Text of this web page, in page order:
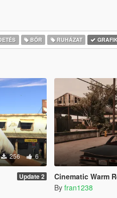
BŐR RUHÁZAT
256 6
Update 2 Cinematic Warm
By fran1238